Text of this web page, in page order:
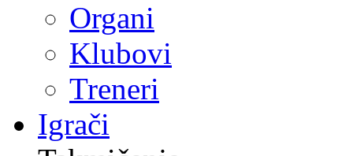
Organi
Klubovi
Treneri
Igrači